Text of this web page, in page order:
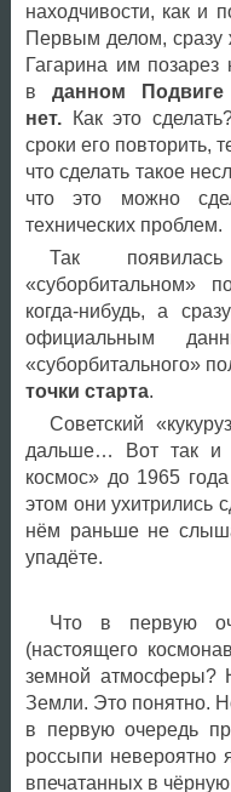
находчивости, как и
Первым делом, сразу
Гагарина им
вданном Подвиге
нет.Как это
сроки его повторить,
что сделать такое
что это можно
технических проблем.
Так
«суборбитальном»
когда-нибудь, а сразу
официальным
«суборбитального»
точки старта.
Советский
дальше… Вот так и
космос» до 1965
этом они ухитрились
нём раньше не
упадёте.
Что в первую
(настоящего
земной атмосферы?
Земли. Это понятно.
в первую очередь
россыпи невероятно
впечатанных в